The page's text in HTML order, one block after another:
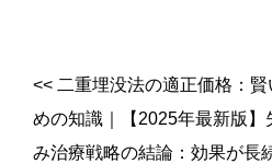
<<二重埋没法の適正価格：賢
めの知識｜
【2025年最新版
み治療戦略の結論：効果が長